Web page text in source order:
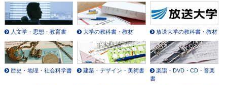
人文学・思想・教育書 大学の教科書・教材 放送大学の教科書・教材
歴史・地理・社会科学書 建築・デザイン・美術書
楽譜・DVD・CD・音楽
書